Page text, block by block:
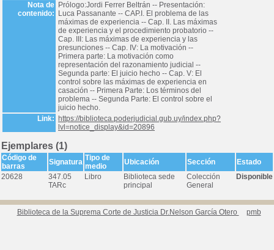
Nota de
contenido:
Prólogo:Jordi Ferrer Beltrán -- Presentación:
Luca Passanante -- CAP.I. El problema de las
máximas de experiencia -- Cap. II. Las máximas
de experiencia y el procedimiento probatorio --
Cap. III: Las máximas de experiencia y las
presunciones -- Cap. IV: La motivación --
Primera parte: La motivación como
representación del razonamiento judicial --
Segunda parte: El juicio hecho -- Cap. V: El
control sobre las máximas de experiencia en
casación -- Primera Parte: Los términos del
problema -- Segunda Parte: El control sobre el
juicio hecho.
Link:
https://biblioteca.poderjudicial.gub.uy/index.php?
lvl=notice_display&id=20896
Ejemplares (1)
Código de
barras
Signatura Tipo de
medio
Ubicación Sección
Estado
20628
347.05
TARc
Libro
Biblioteca sede
principal
Colección
General
Disponible
Biblioteca de la Suprema Corte de Justicia Dr.Nelson García Otero pmb